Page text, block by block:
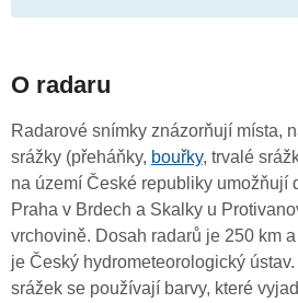
O radaru
Radarové snímky znázorňují místa,
srážky (přeháňky, bouřky, trvalé
na území České republiky umožňují
Praha v Brdech a Skalky u
vrchovině. Dosah radarů je 250 km
je Český hydrometeorologický
srážek se používají barvy, které